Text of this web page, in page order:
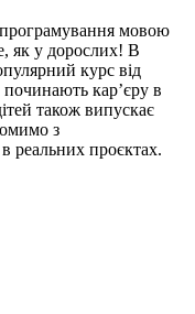
мовою
як у дорослих! В
курс від
кар’єру в
також випускає
з
реальних проєктах.